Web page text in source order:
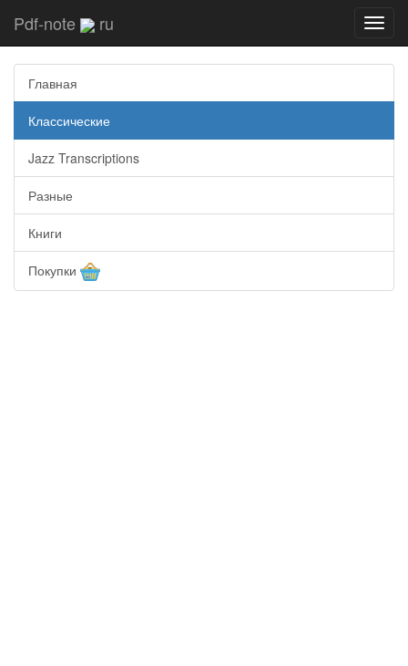
Pdf-note ru
Главная
Классические
Jazz Transcriptions
Разные
Книги
Покупки